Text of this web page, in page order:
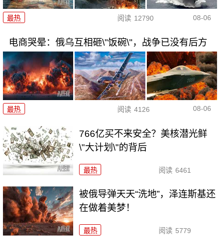
最热 阅读 12790 08-06
电商哭晕：俄乌互相砸\"饭碗\"，战争已没有后方
最热 阅读 4126 08-06
766亿买不来安全？美核潜光鲜
\"大计划\"的背后
最热 阅读 6461
被俄导弹天天“洗地”，泽连斯基还
在做着美梦！
最热 阅读 5779